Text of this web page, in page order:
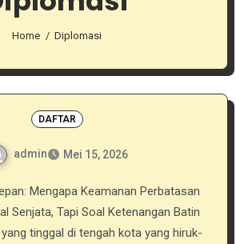
Home Diplomasi
DAFTAR
admin Mei 15, 2026
Senjata, Tapi Soal Ketenangan Batin
tinggal di tengah kota yang hiruk-